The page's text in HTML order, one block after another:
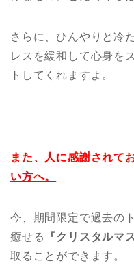
さらに、ひんやりと冷
レスを緩和して心身を
トしてくれますよ。
また、人に感謝されて
い方へ。
今、期間限定で過去の
癒せる
『クリスタルマ
取ることができます。